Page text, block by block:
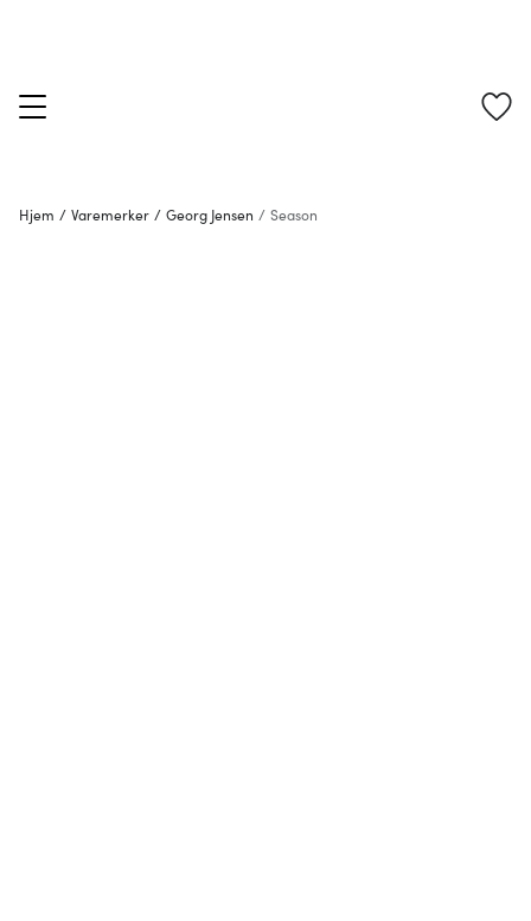
Hjem / Varemerker / Georg Jensen / Season